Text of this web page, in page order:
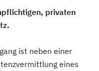
privaten
ist neben einer
eines